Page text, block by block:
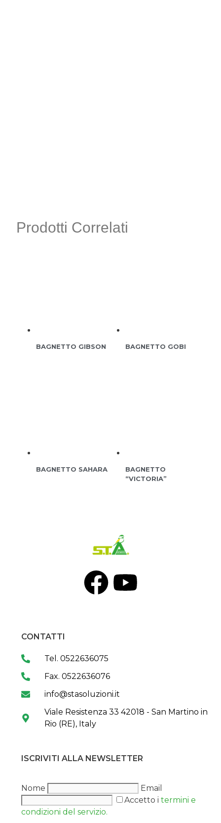
Prodotti Correlati
BAGNETTO GIBSON BAGNETTO GOBI
BAGNETTO SAHARA
BAGNETTO
“VICTORIA”
CONTATTI
Tel. 0522636075
Fax. 0522636076
info@stasoluzioni.it
Viale Resistenza 33 42018 - San Martino in
Rio (RE), Italy
ISCRIVITI ALLA NEWSLETTER
Nome
Email
Accetto i termini e
condizioni del servizio.